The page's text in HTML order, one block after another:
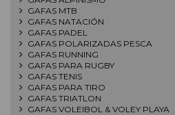
GAFAS MTB
GAFAS NATACIÓN
GAFAS PADEL
GAFAS POLARIZADAS PESCA
GAFAS RUNNING
GAFAS PARA RUGBY
GAFAS TENIS
GAFAS PARA TIRO
GAFAS TRIATLON
GAFAS VOLEIBOL & VOLEY PLAYA